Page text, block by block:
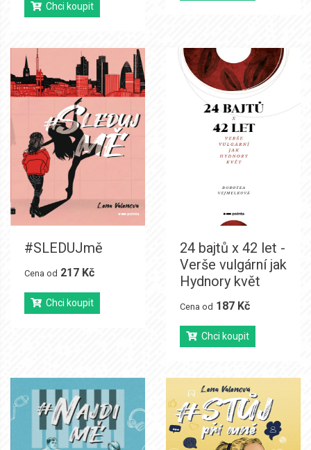
Chci koupit
#SLEDUJmě
Cena od 217 Kč
Chci koupit
24 bajtů x 42 let -
Verše vulgární jak
Hydnory květ
Cena od 187 Kč
Chci koupit